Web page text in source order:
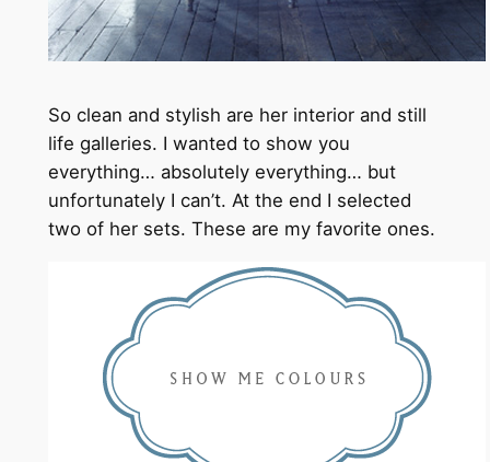
So clean and stylish are her interior and still
life galleries. I wanted to show you
everything… absolutely everything… but
unfortunately I can’t. At the end I selected
two of her sets. These are my favorite ones.